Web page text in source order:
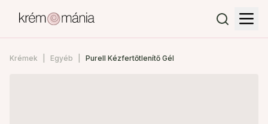
Krémek Egyéb Purell Kézfertőtlenítő Gél